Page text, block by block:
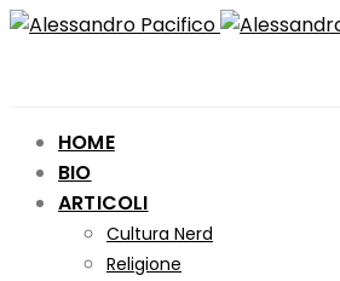
HOME
BIO
ARTICOLI
Cultura Nerd
Religione